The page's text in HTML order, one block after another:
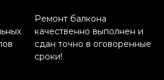
Ремонт балкона
качественно выполнен и
сдан точно в оговоренные
сроки!